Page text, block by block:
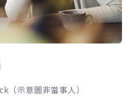
示意圖非當事人）